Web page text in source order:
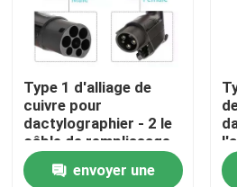
Solutions commerciales de
Remplissage à la maison
Type - 2 à dactylographier -
Type 1 d'alliage de
cuivre pour
dactylographier - 2 le
câble de remplissage
3kg du câble 32A EV
d'EV
envoyer une